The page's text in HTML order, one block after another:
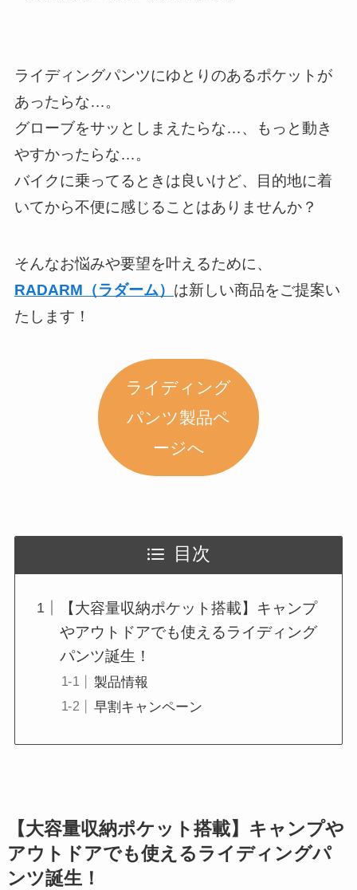
ライディングパンツにゆとりのあるポケットが
あったらな…。
グローブをサッとしまえたらな…、もっと動き
やすかったらな…。
バイクに乗ってるときは良いけど、目的地に着
いてから不便に感じることはありませんか？
そんなお悩みや要望を叶えるために、
RADARM（ラダーム） は新しい商品をご提案い
たします！
ライディング
パンツ製品ペ
ージへ
目次
【大容量収納ポケット搭載】キャンプ
やアウトドアでも使えるライディング
パンツ誕生！
製品情報
早割キャンペーン
【大容量収納ポケット搭載】キャンプや
アウトドアでも使えるライディングパ
ンツ誕生！